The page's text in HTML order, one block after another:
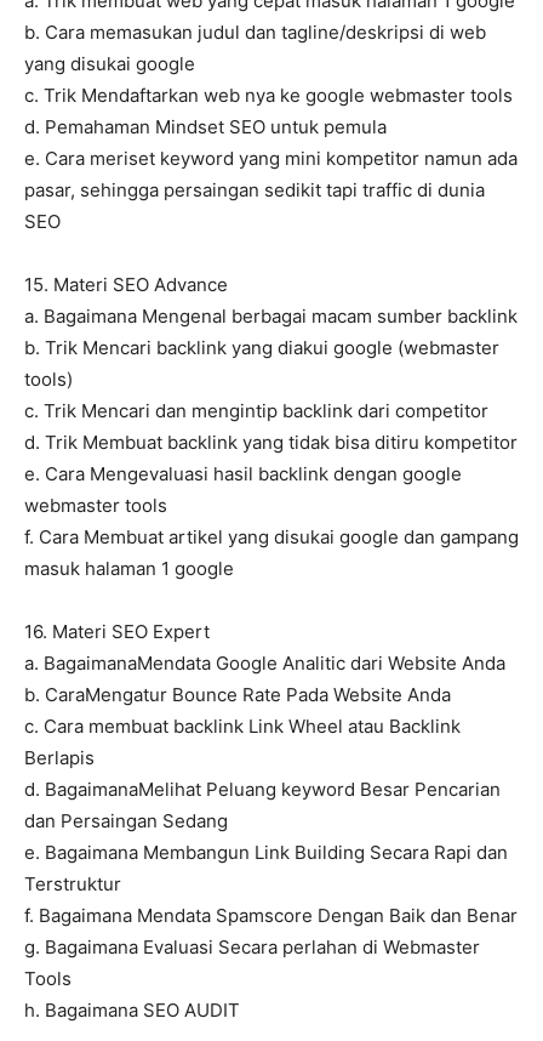
b. Cara memasukan judul dan tagline/deskripsi di web
yang disukai google
c. Trik Mendaftarkan web nya ke google webmaster tools
d. Pemahaman Mindset SEO untuk pemula
e. Cara meriset keyword yang mini kompetitor namun ada
pasar, sehingga persaingan sedikit tapi traffic di dunia
SEO
15. Materi SEO Advance
a. Bagaimana Mengenal berbagai macam sumber backlink
b. Trik Mencari backlink yang diakui google (webmaster
tools)
c. Trik Mencari dan mengintip backlink dari competitor
d. Trik Membuat backlink yang tidak bisa ditiru kompetitor
e. Cara Mengevaluasi hasil backlink dengan google
webmaster tools
f. Cara Membuat artikel yang disukai google dan gampang
masuk halaman 1 google
16. Materi SEO Expert
a. BagaimanaMendata Google Analitic dari Website Anda
b. CaraMengatur Bounce Rate Pada Website Anda
c. Cara membuat backlink Link Wheel atau Backlink
Berlapis
d. BagaimanaMelihat Peluang keyword Besar Pencarian
dan Persaingan Sedang
e. Bagaimana Membangun Link Building Secara Rapi dan
Terstruktur
f. Bagaimana Mendata Spamscore Dengan Baik dan Benar
g. Bagaimana Evaluasi Secara perlahan di Webmaster
Tools
h. Bagaimana SEO AUDIT